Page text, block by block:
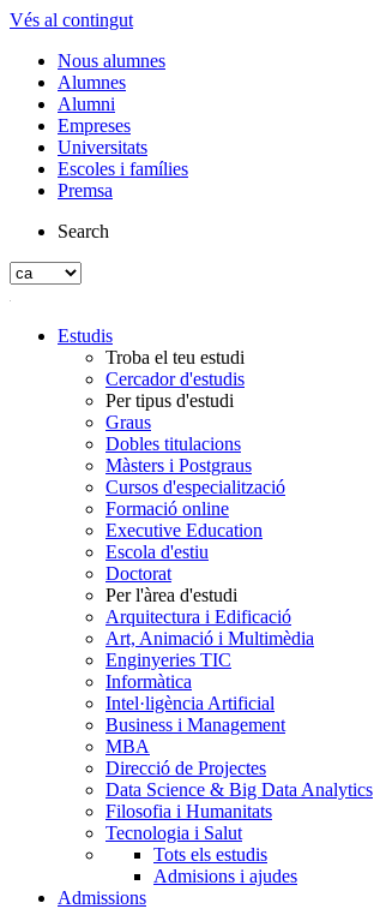
Vés al contingut
Nous alumnes
Alumnes
Alumni
Empreses
Universitats
Escoles i famílies
Premsa
Search
Estudis
Troba el teu estudi
Cercador d'estudis
Per tipus d'estudi
Graus
Dobles titulacions
Màsters i Postgraus
Cursos d'especialització
Formació online
Executive Education
Escola d'estiu
Doctorat
Per l'àrea d'estudi
Arquitectura i Edificació
Art, Animació i Multimèdia
Enginyeries TIC
Informàtica
Intel·ligència Artificial
Business i Management
MBA
Direcció de Projectes
Data Science & Big Data Analytics
Filosofia i Humanitats
Tecnologia i Salut
Tots els estudis
Admisions i ajudes
Admissions